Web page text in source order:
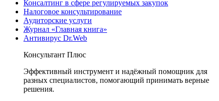
Консалтинг в сфере регулируемых закупок
Налоговое консультирование
Аудиторские услуги
Журнал «Главная книга»
Антивирус Dr.Web
Консультант Плюс
Эффективный инструмент и надёжный помощник для
разных специалистов, помогающий принимать верные
решения.